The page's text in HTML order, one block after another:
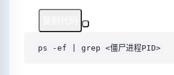
ps -ef | grep <僵尸进程PID>